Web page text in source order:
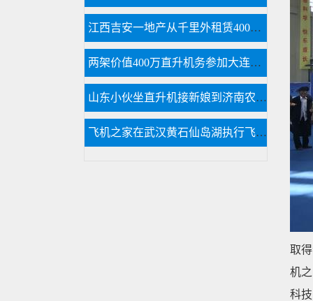
取
机
科
江西吉安一地产从千里外租赁400万直升机空中撒玫瑰雨
两架价值400万直升机务参加大连静态展览
山东小伙坐直升机接新娘到济南农村老家
飞机之家在武汉黄石仙岛湖执行飞行任务